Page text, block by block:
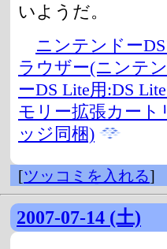
いようだ。
ニンテンドー
ラウザー(ニンテ
ーDS Lite用:DS
モリー拡張カート
ッジ同梱)
[ツッコミを入れる]
2007-07-14 (土)